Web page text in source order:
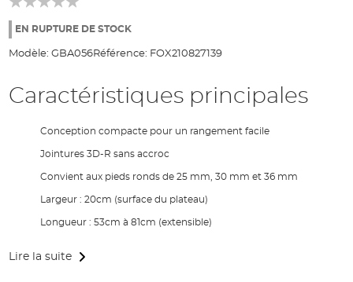
the
gallery
EN RUPTURE DE STOCK
Modèle: GBA056Référence: FOX210827139
Caractéristiques principales
Conception compacte pour un rangement facile
Jointures 3D-R sans accroc
Convient aux pieds ronds de 25 mm, 30 mm et 36 mm
Largeur : 20cm (surface du plateau)
Longueur : 53cm à 81cm (extensible)
Lire la suite